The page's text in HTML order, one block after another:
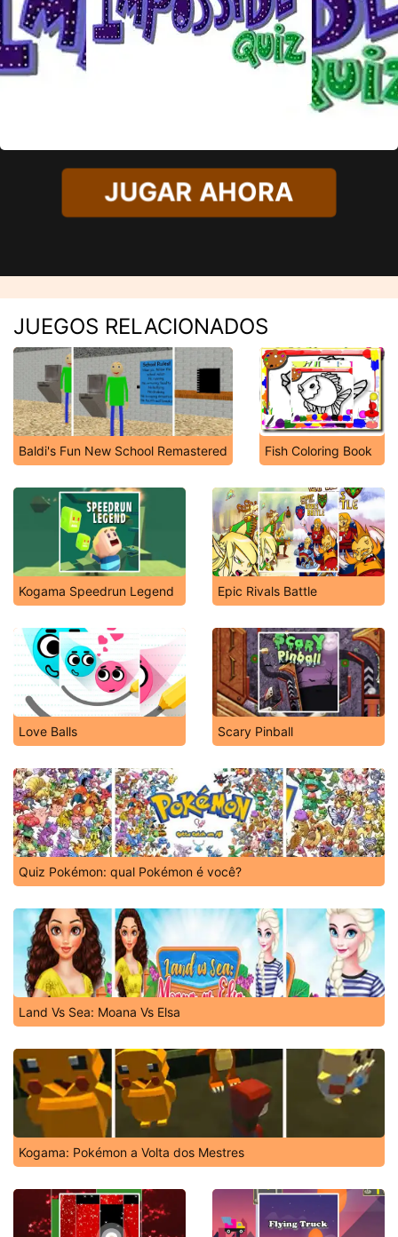
JUGAR AHORA
JUEGOS RELACIONADOS
Baldi's Fun New School Remastered Fish Coloring Book
Kogama Speedrun Legend Epic Rivals Battle
Love Balls Scary Pinball
Quiz Pokémon: qual Pokémon é você?
Land Vs Sea: Moana Vs Elsa
Kogama: Pokémon a Volta dos Mestres